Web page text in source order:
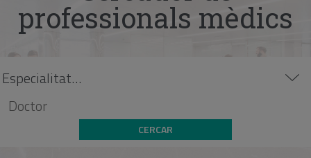
professionals mèdics
CERCAR